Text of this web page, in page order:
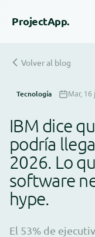
ProjectApp.
Volver al blog
Tecnología Mar, 16
IBM dice
podría
2026. Lo
software
hype.
El 53% de